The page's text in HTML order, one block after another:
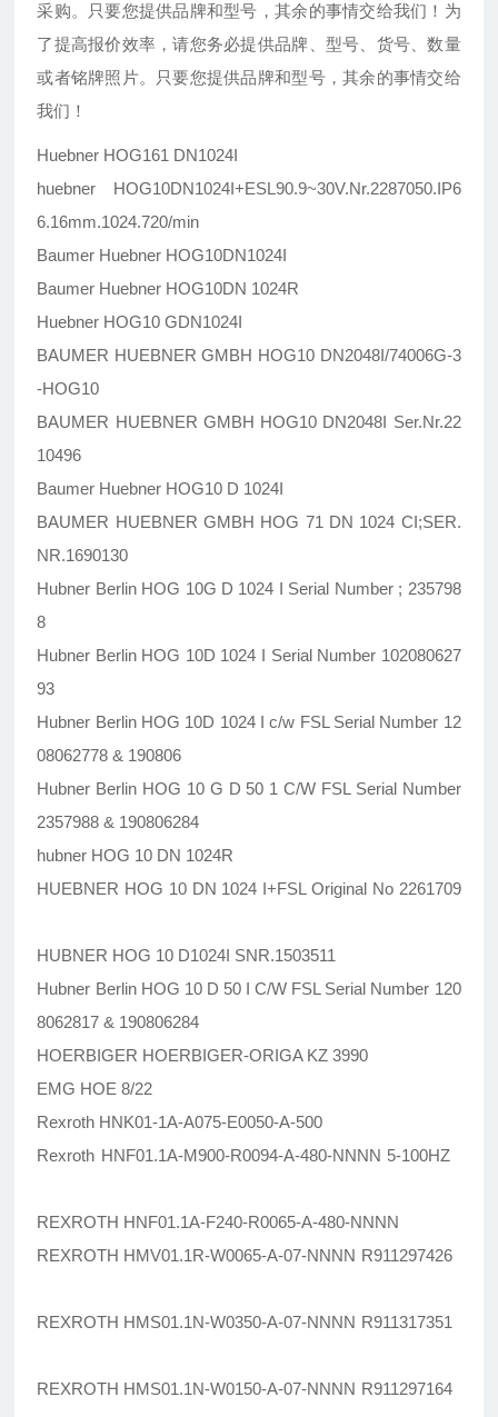
采购。只要您提供品牌和型号，其余的事情交给我们！为
了提高报价效率，请您务必提供品牌、型号、货号、数量
或者铭牌照片。只要您提供品牌和型号，其余的事情交给
我们！
Huebner HOG161 DN1024I
huebner HOG10DN1024I+ESL90.9~30V.Nr.2287050.IP6
6.16mm.1024.720/min
Baumer Huebner HOG10DN1024I
Baumer Huebner HOG10DN 1024R
Huebner HOG10 GDN1024I
BAUMER HUEBNER GMBH HOG10 DN2048I/74006G-3
-HOG10
BAUMER HUEBNER GMBH HOG10 DN2048I Ser.Nr.22
10496
Baumer Huebner HOG10 D 1024I
BAUMER HUEBNER GMBH HOG 71 DN 1024 CI;SER.
NR.1690130
Hubner Berlin HOG 10G D 1024 I Serial Number ; 235798
8
Hubner Berlin HOG 10D 1024 I Serial Number 102080627
93
Hubner Berlin HOG 10D 1024 I c/w FSL Serial Number 12
08062778 & 190806
Hubner Berlin HOG 10 G D 50 1 C/W FSL Serial Number
2357988 & 190806284
hubner HOG 10 DN 1024R
HUEBNER HOG 10 DN 1024 I+FSL Original No 2261709
HUBNER HOG 10 D1024I SNR.1503511
Hubner Berlin HOG 10 D 50 I C/W FSL Serial Number 120
8062817 & 190806284
HOERBIGER HOERBIGER-ORIGA KZ 3990
EMG HOE 8/22
Rexroth HNK01-1A-A075-E0050-A-500
Rexroth HNF01.1A-M900-R0094-A-480-NNNN 5-100HZ
REXROTH HNF01.1A-F240-R0065-A-480-NNNN
REXROTH HMV01.1R-W0065-A-07-NNNN R911297426
REXROTH HMS01.1N-W0350-A-07-NNNN R911317351
REXROTH HMS01.1N-W0150-A-07-NNNN R911297164